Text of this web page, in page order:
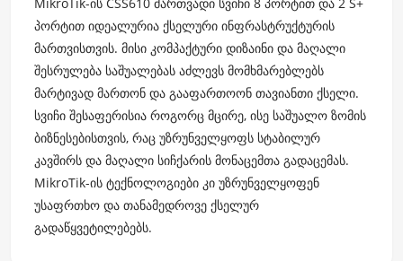
პორტით იდეალურია ქსელური ინფრასტრუქტურის
მართვისთვის. მისი კომპაქტური დიზაინი და მაღალი
შესრულება საშუალებას აძლევს მომხმარებლებს
მარტივად მართონ და გააფართოონ თავიანთი ქსელი.
სვიჩი შესაფერისია როგორც მცირე, ისე საშუალო ზომის
ბიზნესებისთვის, რაც უზრუნველყოფს სტაბილურ
კავშირს და მაღალი სიჩქარის მონაცემთა გადაცემას.
MikroTik-ის ტექნოლოგიები კი უზრუნველყოფენ
უსაფრთხო და თანამედროვე ქსელურ
გადაწყვეტილებებს.